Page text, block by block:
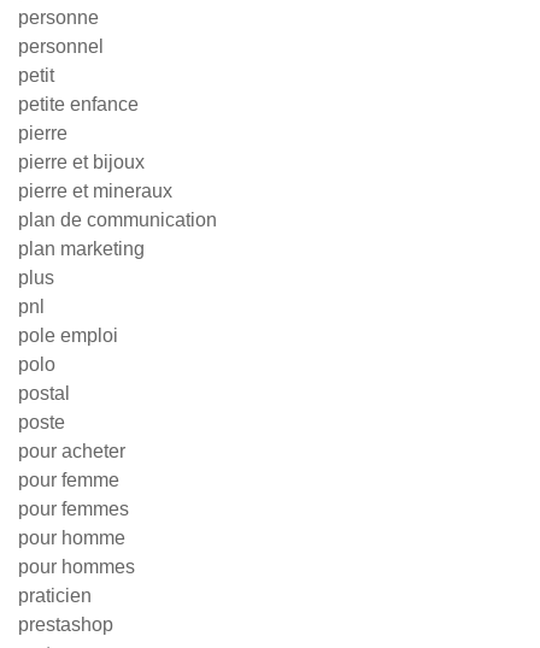
personne
personnel
petit
petite enfance
pierre
pierre et bijoux
pierre et mineraux
plan de communication
plan marketing
plus
pnl
pole emploi
polo
postal
poste
pour acheter
pour femme
pour femmes
pour homme
pour hommes
praticien
prestashop